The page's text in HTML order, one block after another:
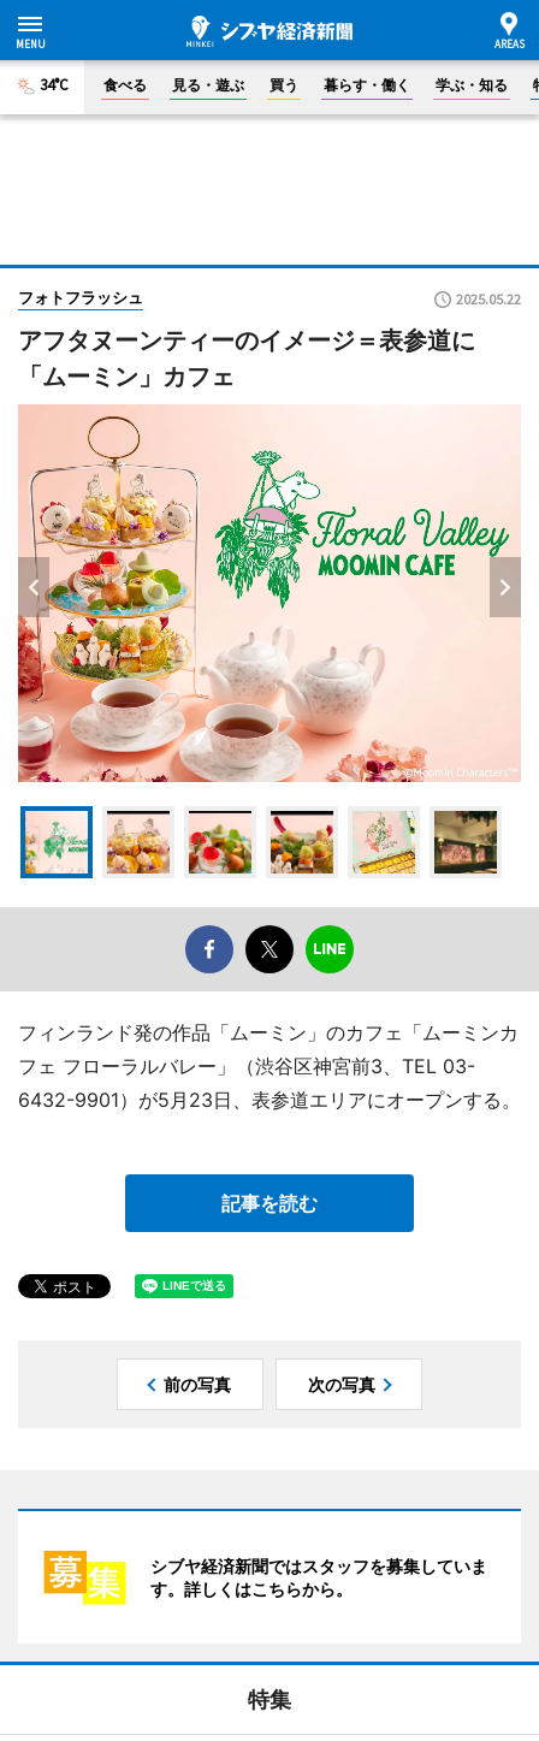
34°C 食べる 見る・遊ぶ 買う 暮らす・働く 学ぶ・知る
フォトフラッシュ 2025.05.22
アフタヌーンティーのイメージ＝表参道に
「ムーミン」カフェ
フィンランド発の作品「ムーミン」のカフェ「ムーミンカ
フェ フローラルバレー」（渋谷区神宮前3、TEL 03-
6432-9901）が5月23日、表参道エリアにオープンする。
記事を読む
前の写真 次の写真
シブヤ経済新聞ではスタッフを募集していま
す。詳しくはこちらから。
特集